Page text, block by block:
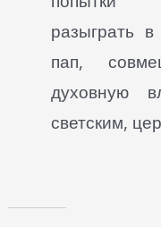
разыграть
пап,
духовную
светским,